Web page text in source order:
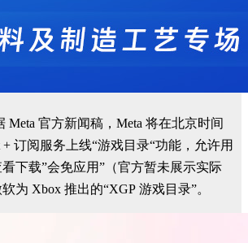
Meta 官方新闻稿，Meta 将在北京时间
+ 订阅服务上线“游戏目录“功能， 允许用
下载”会免应用”（官方暂未展示实际
软为 Xbox 推出的“XGP 游戏目录”。